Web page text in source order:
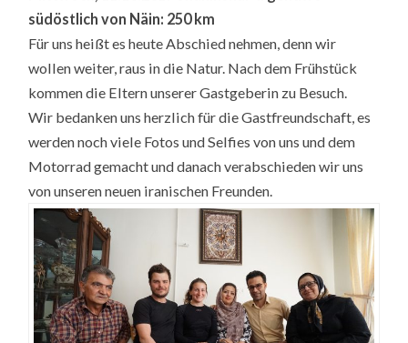
südöstlich von Näin: 250 km
Für uns heißt es heute Abschied nehmen, denn wir
wollen weiter, raus in die Natur. Nach dem Frühstück
kommen die Eltern unserer Gastgeberin zu Besuch.
Wir bedanken uns herzlich für die Gastfreundschaft, es
werden noch viele Fotos und Selfies von uns und dem
Motorrad gemacht und danach verabschieden wir uns
von unseren neuen iranischen Freunden.